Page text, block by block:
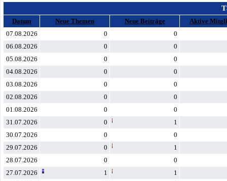
Datum Neue Themen Neue Beiträge
Aktive
07.08.2026
0
0
06.08.2026
0
0
05.08.2026
0
0
04.08.2026
0
0
03.08.2026
0
0
02.08.2026
0
0
01.08.2026
0
0
31.07.2026
0
1
30.07.2026
0
0
29.07.2026
0
1
28.07.2026
0
0
27.07.2026
1
1